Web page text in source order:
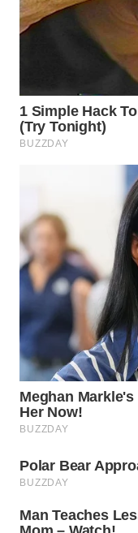
WN
SUKABUMI
WN
PRIANGAN
TIMUR
WN
SEMARANG
WN
WN
BOROBUDUR
MADURA
WN